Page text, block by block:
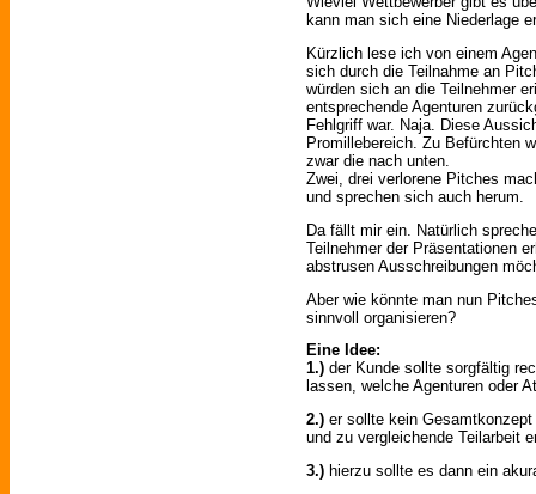
kann man sich eine Niederlage
Kürzlich lese ich von einem
sich durch die Teilnahme an
würden sich an die Teilnehmer
entsprechende Agenturen
Fehlgriff war. Naja. Diese
Promillebereich. Zu Befürchten
zwar die nach unten.
Zwei, drei verlorene Pitches
und sprechen sich auch herum.
Da fällt mir ein. Natürlich
Teilnehmer der Präsentationen
abstrusen Ausschreibungen
Aber wie könnte man nun
sinnvoll organisieren?
Eine Idee:
1.) der Kunde sollte sorgfältig
lassen, welche Agenturen oder
2.) er sollte kein
und zu vergleichende Teilarbeit
3.) hierzu sollte es dann ein